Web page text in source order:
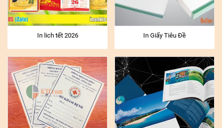
In lich tết 2026 In Giấy Tiêu Đề